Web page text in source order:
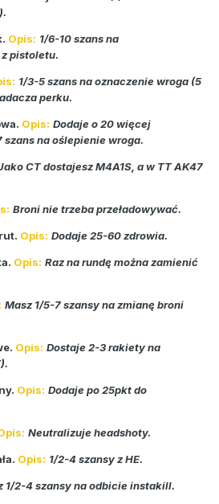
Opis: 1/6-10 szans na
pistoletu.
1/3-5 szans na oznaczenie wroga (5
perku.
Opis: Dodaje o 20 więcej
na oślepienie wroga.
CT dostajesz M4A1S, a w TT AK47
Broni nie trzeba przeładowywać.
Opis: Dodaje 25-60 zdrowia.
Opis: Raz na rundę można zamienić
Masz 1/5-7 szansy na zmianę broni
Opis: Dostaje 2-3 rakiety na
Opis: Dodaje po 25pkt do
Neutralizuje headshoty.
Opis: 1/2-4 szansy z HE.
1/2-4 szansy na odbicie instakill.